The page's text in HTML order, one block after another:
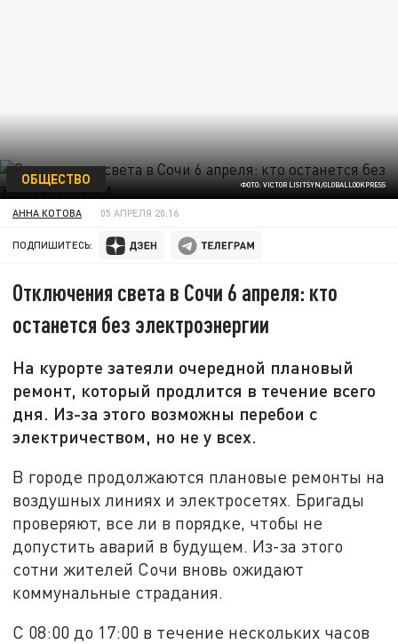
ФОТО: VICTOR LISITSYN/GLOBALLOOKPRESS
ОБЩЕСТВО
АННА КОТОВА 05 АПРЕЛЯ 20:16
ПОДПИШИТЕСЬ:
Отключения света в Сочи 6 апреля: кто
останется без электроэнергии
На курорте затеяли очередной плановый
ремонт, который продлится в течение всего
дня. Из-за этого возможны перебои с
электричеством, но не у всех.
В городе продолжаются плановые ремонты на
воздушных линиях и электросетях. Бригады
проверяют, все ли в порядке, чтобы не
допустить аварий в будущем. Из-за этого
сотни жителей Сочи вновь ожидают
коммунальные страдания.
С 08:00 до 17:00 в течение нескольких часов